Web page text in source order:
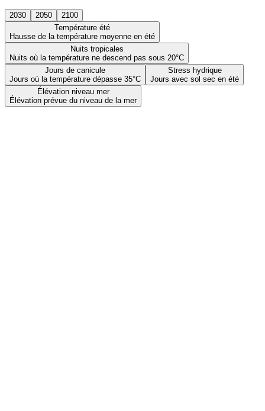
2030 2050
2100
Température été
Hausse de la température moyenne en été
Nuits tropicales
Nuits où la température ne descend pas sous 20°C
Jours de canicule
Jours où la température dépasse 35°C
Stress hydrique
Jours avec sol sec en été
Élévation niveau mer
Élévation prévue du niveau de la mer